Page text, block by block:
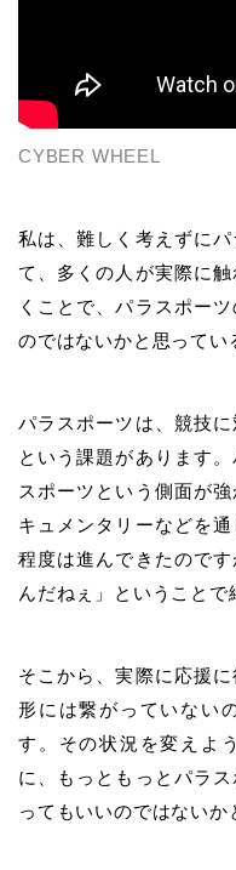
CYBER WHEEL
私は、難しく考えずに
て、多くの人が実際に
くことで、パラスポー
のではないかと思ってい
パラスポーツは、競技
という課題があります
スポーツという側面が
キュメンタリーなどを
程度は進んできたので
んだねぇ」ということで
そこから、実際に応援
形には繋がっていない
す。その状況を変えよ
に、もっともっとパラ
ってもいいのではないか